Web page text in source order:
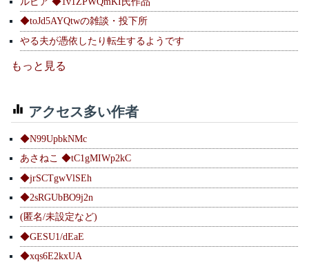
◆toJd5AYQtwの雑談・投下所
やる夫が憑依したり転生するようです
もっと見る
アクセス多い作者
◆N99UpbkNMc
あさねこ ◆tC1gMIWp2kC
◆jrSCTgwVlSEh
◆2sRGUbBO9j2n
(匿名/未設定など)
◆GESU1/dEaE
◆xqs6E2kxUA